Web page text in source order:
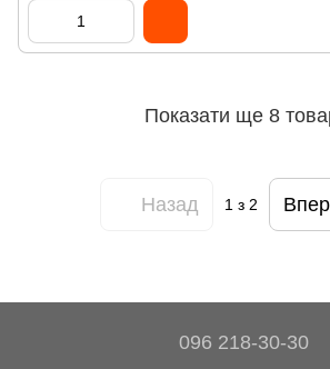
Показати ще 8
Назад 1 з 2
096 218-30-30